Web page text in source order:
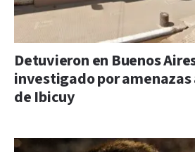
Detuvieron en Buenos
investigado por
de Ibicuy